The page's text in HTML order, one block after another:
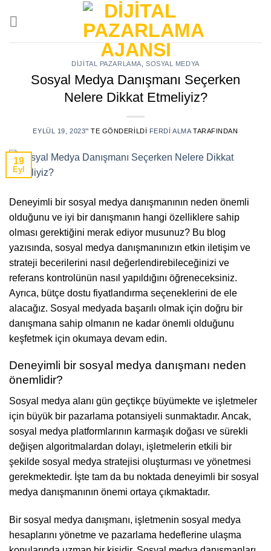
DIJITAL PAZARLAMA SOSYAL MEDYA
Sosyal Medya Danışmanı Seçerken
Nelere Dikkat Etmeliyiz?
EYLÜL 19, 2023’' TE GÖNDERILDI FERDI ALMATARAFINDAN
19
Eyl
Deneyimli bir sosyal medya danışmanının neden önemli
olduğunu ve iyi bir danışmanın hangi özelliklere sahip
olması gerektiğini merak ediyor musunuz? Bu blog
yazısında, sosyal medya danışmanınızın etkin iletişim ve
strateji becerilerini nasıl değerlendirebileceğinizi ve
referans kontrolünün nasıl yapıldığını öğreneceksiniz.
Ayrıca, bütçe dostu fiyatlandırma seçeneklerini de ele
alacağız. Sosyal medyada başarılı olmak için doğru bir
danışmana sahip olmanın ne kadar önemli olduğunu
keşfetmek için okumaya devam edin.
Deneyimli bir sosyal medya danışmanı neden
önemlidir?
Sosyal medya alanı gün geçtikçe büyümekte ve işletmeler
için büyük bir pazarlama potansiyeli sunmaktadır. Ancak,
sosyal medya platformlarının karmaşık doğası ve sürekli
değişen algoritmalardan dolayı, işletmelerin etkili bir
şekilde sosyal medya stratejisi oluşturması ve yönetmesi
gerekmektedir. İşte tam da bu noktada deneyimli bir sosyal
medya danışmanının önemi ortaya çıkmaktadır.
Bir sosyal medya danışmanı, işletmenin sosyal medya
hesaplarını yönetme ve pazarlama hedeflerine ulaşma